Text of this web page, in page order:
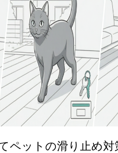
ペットの滑り止め対